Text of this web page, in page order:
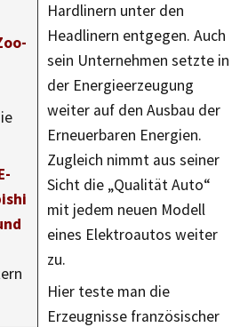
Hardlinern unter den
Headlinern entgegen. Auch
sein Unternehmen setzte in
der Energieerzeugung
weiter auf den Ausbau der
Erneuerbaren Energien.
Zugleich nimmt aus seiner
Sicht die „Qualität Auto“
mit jedem neuen Modell
eines Elektroautos weiter
zu.
Hier teste man die
Erzeugnisse französischer